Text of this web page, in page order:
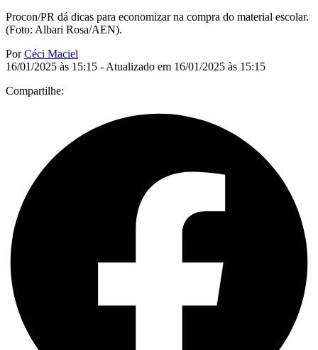
Procon/PR dá dicas para economizar na compra do material escolar.
(Foto: Albari Rosa/AEN).
PorCéci Maciel
16/01/2025 às 15:15 - Atualizado em 16/01/2025 às 15:15
Compartilhe: